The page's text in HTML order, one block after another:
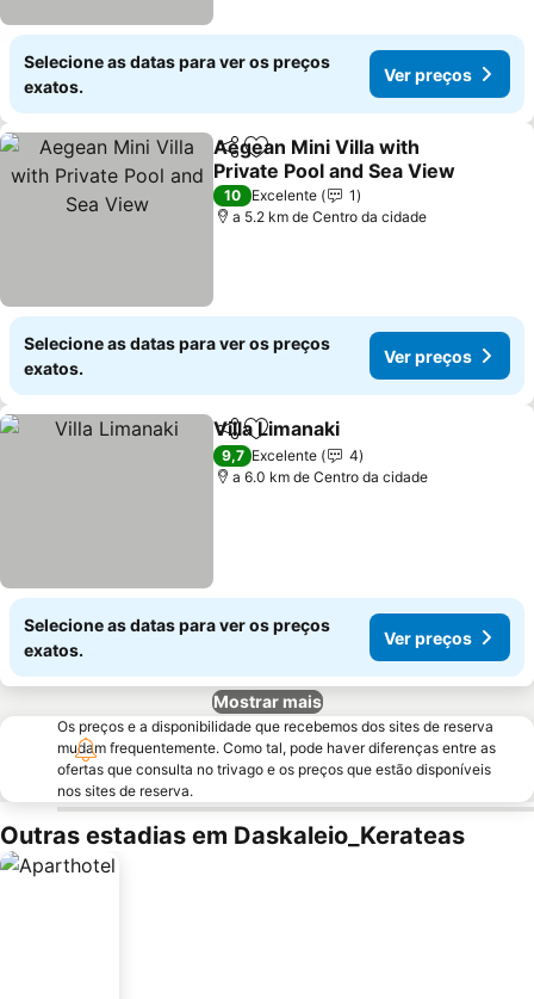
Selecione as datas para ver os preços
exatos.
Ver preços
PartilharAdicionar aos favoritos
Aegean Mini Villa with
Private Pool and Sea View
Ver preços
10 Excelente
1
a 5.2 km de Centro da cidade
Selecione as datas para ver os preços
exatos.
Ver preços
PartilharAdicionar aos favoritos
Villa Limanaki
9,7 Excelente
4
a 6.0 km de Centro da cidade
Selecione as datas para ver os preços
exatos.
Ver preços
Mostrar mais
Os preços e a disponibilidade que recebemos dos sites de reserva
mudam frequentemente. Como tal, pode haver diferenças entre as
ofertas que consulta no trivago e os preços que estão disponíveis
nos sites de reserva.
Outras estadias em Daskaleio_Kerateas